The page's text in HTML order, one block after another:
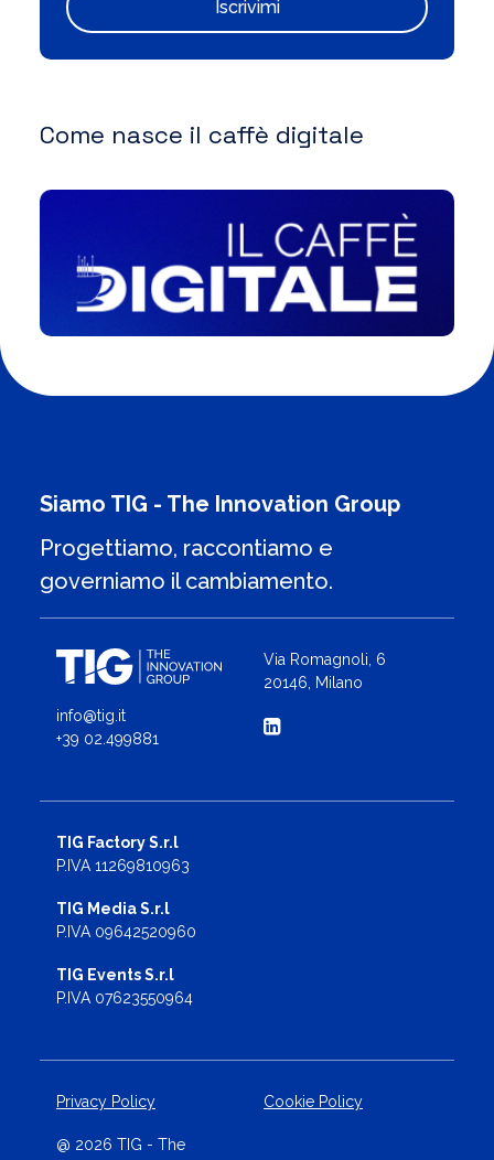
Iscrivimi
Come nasce il caffè digitale
Siamo TIG - The Innovation Group
Progettiamo, raccontiamo e
governiamo il cambiamento.
info@tig.it
+39 02.499881
Via Romagnoli, 6
20146, Milano
TIG Factory S.r.l
P.IVA 11269810963
TIG Media S.r.l
P.IVA 09642520960
TIG Events S.r.l
P.IVA 07623550964
Privacy Policy Cookie Policy
@ 2026 TIG - The